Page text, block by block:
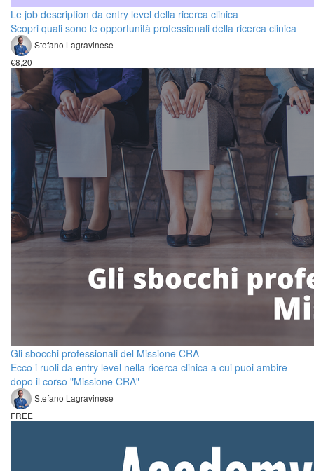
Le job description da entry level della ricerca clinica
Scopri quali sono le opportunità professionali della ricerca clinica
Stefano Lagravinese
€8,20
Gli sbocchi professionali del Missione CRA
Ecco i ruoli da entry level nella ricerca clinica a cui puoi ambire
dopo il corso "Missione CRA"
Stefano Lagravinese
FREE